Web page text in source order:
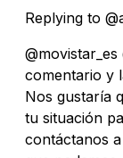
Replying to
comentario y
Nos gustaría
tu situación
contáctanos